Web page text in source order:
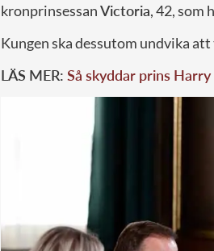
kronprinsessanVictoria, 42, som
Kungen ska dessutom undvika
LÄS MER: Så skyddar prins